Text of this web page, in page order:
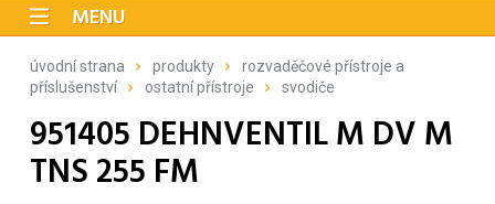
MENU
úvodní strana produkty
rozvaděčové přístroje a
příslušenství
ostatní přístroje svodiče
951405 DEHNVENTIL M DV M
TNS 255 FM